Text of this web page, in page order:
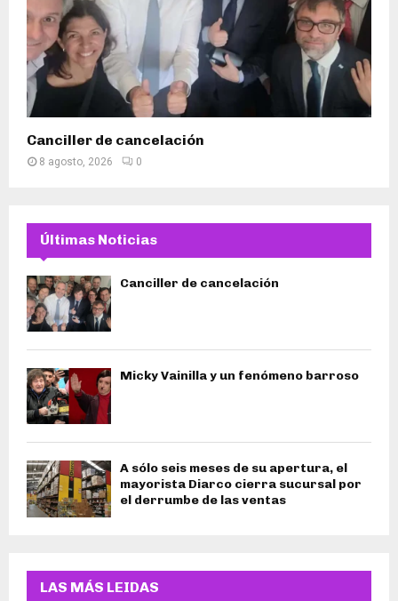
Canciller de cancelación
8 agosto, 2026 0
Últimas Noticias
Canciller de cancelación
Micky Vainilla y un fenómeno barroso
A sólo seis meses de su apertura, el
mayorista Diarco cierra sucursal por
el derrumbe de las ventas
LAS MÁS LEIDAS